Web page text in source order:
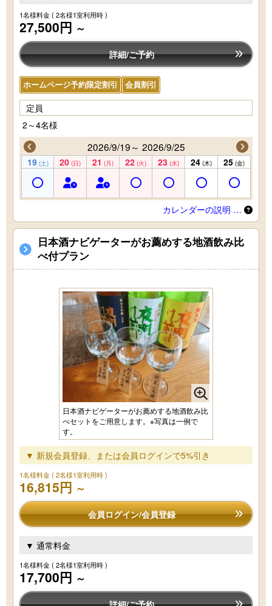
1名様料金( 2名様1室利用時 )
27,500円 ～
詳細/ご予約
ホームページ予約限定割引 会員割引
定員
2～4名様
2026/9/19～ 2026/9/25
19 (土) 20 (日) 21 (月) 22 (火) 23 (水) 24 (木) 25 (金)
カレンダーの説明 …
日本酒ナビゲーターがお薦めする地酒飲み比
べ付プラン
日本酒ナビゲーターがお薦めする地酒飲み比
べセットをご用意します。※写真は一例で
す。
▼ 新規会員登録、または会員ログインで5%引き
1名様料金( 2名様1室利用時 )
16,815円 ～
会員ログイン/会員登録
▼ 通常料金
1名様料金( 2名様1室利用時 )
17,700円 ～